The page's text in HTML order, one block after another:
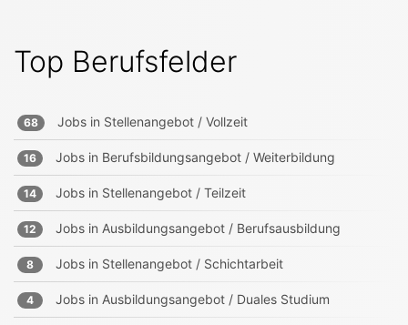
Top Berufsfelder
68 Jobs in Stellenangebot / Vollzeit
16 Jobs in Berufsbildungsangebot / Weiterbildung
14 Jobs in Stellenangebot / Teilzeit
12 Jobs in Ausbildungsangebot / Berufsausbildung
8 Jobs in Stellenangebot / Schichtarbeit
4 Jobs in Ausbildungsangebot / Duales Studium